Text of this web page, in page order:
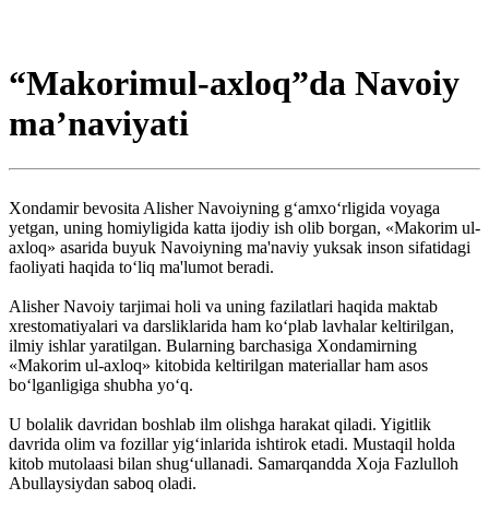
“Makorimul-axloq”da Navoiy
ma’naviyati
Xondamir bevosita Alisher Navoiyning g‘amxo‘rligida voyaga
yetgan, uning homiyligida katta ijodiy ish olib borgan, «Makorim ul-
axloq» asarida buyuk Navoiyning ma'naviy yuksak inson sifatidagi
faoliyati haqida to‘liq ma'lumot beradi.
Alisher Navoiy tarjimai holi va uning fazilatlari haqida maktab
xrestomatiyalari va darsliklarida ham ko‘plab lavhalar keltirilgan,
ilmiy ishlar yaratilgan. Bularning barchasiga Xondamirning
«Makorim ul-axloq» kitobida keltirilgan materiallar ham asos
bo‘lganligiga shubha yo‘q.
U bolalik davridan boshlab ilm olishga harakat qiladi. Yigitlik
davrida olim va fozillar yig‘inlarida ishtirok etadi. Mustaqil holda
kitob mutolaasi bilan shug‘ullanadi. Samar­qandda Xoja Fazlulloh
Abullaysiydan saboq oladi.